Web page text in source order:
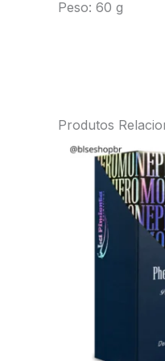
Peso: 60 g
Produtos